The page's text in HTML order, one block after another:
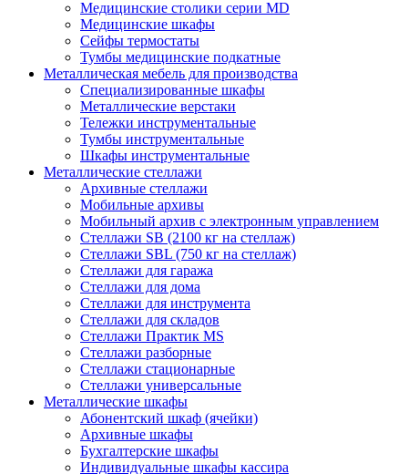
Медицинские столики серии MD
Медицинские шкафы
Сейфы термостаты
Тумбы медицинские подкатные
Металлическая мебель для производства
Cпециализированные шкафы
Металлические верстаки
Тележки инструментальные
Тумбы инструментальные
Шкафы инструментальные
Металлические стеллажи
Архивные стеллажи
Мобильные архивы
Мобильный архив с электронным управлением
Стеллажи SB (2100 кг на стеллаж)
Стеллажи SBL (750 кг на стеллаж)
Стеллажи для гаража
Стеллажи для дома
Стеллажи для инструмента
Стеллажи для складов
Стеллажи Практик MS
Стеллажи разборные
Стеллажи стационарные
Стеллажи универсальные
Металлические шкафы
Абонентский шкаф (ячейки)
Архивные шкафы
Бухгалтерские шкафы
Индивидуальные шкафы кассира